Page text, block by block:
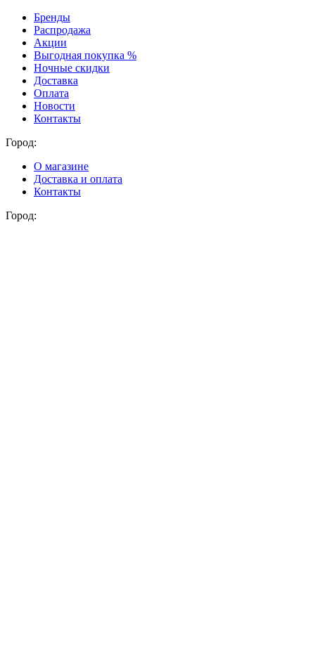
Бренды
Распродажа
Акции
Выгодная покупка %
Ночные скидки
Доставка
Оплата
Новости
Контакты
Город:
О магазине
Доставка и оплата
Контакты
Город: